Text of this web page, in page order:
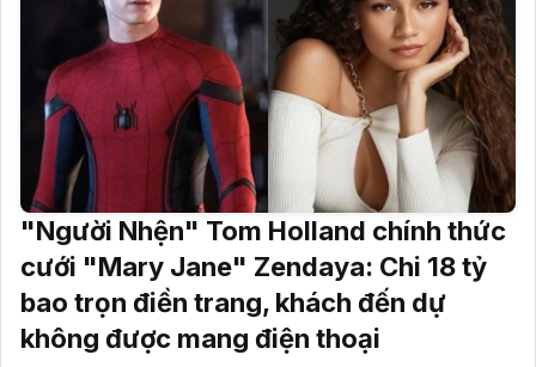
"Người Nhện" Tom Holland chính thức
cưới "Mary Jane" Zendaya: Chi 18 tỷ
bao trọn điền trang, khách đến dự
không được mang điện thoại